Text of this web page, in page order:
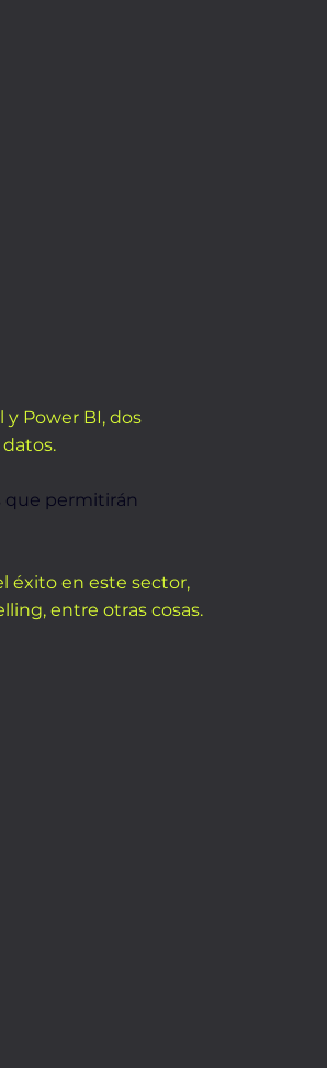
Power BI, dos
que permitirán
éxito en este sector,
entre otras cosas.